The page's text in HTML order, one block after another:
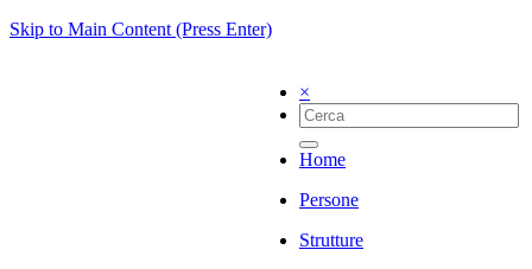
Skip to Main Content (Press Enter)
×
Home
Persone
Strutture